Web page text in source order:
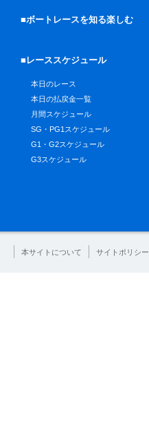
■ボートレースを知る楽しむ
■レーススケジュール
本日のレース
本日の払戻金一覧
月間スケジュール
SG・PG1スケジュール
G1・G2スケジュール
G3スケジュール
本サイトについて サイトポリシー